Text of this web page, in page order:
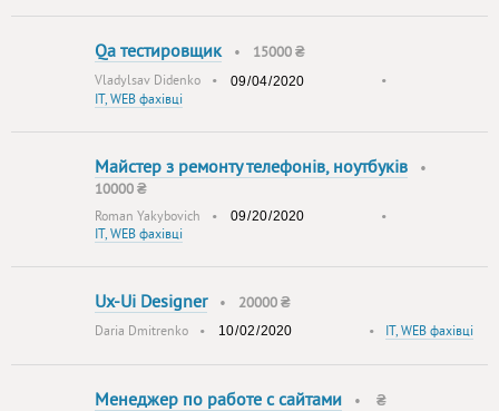
Qa тестировщик• 15000 ₴
Vladylsav Didenko •
•
IT, WEB фахівці
Майстер з ремонту телефонів, ноутбуків •
10000 ₴
Roman Yakybovich •
•
IT, WEB фахівці
Ux-Ui Designer• 20000 ₴
Daria Dmitrenko • • IT, WEB фахівці
Менеджер по работе с сайтами • ₴